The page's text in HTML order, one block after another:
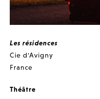
Les résidences
Cie d'Avigny
France
Théâtre